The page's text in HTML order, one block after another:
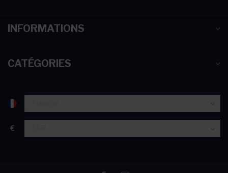
INFORMATIONS
CATÉGORIES
€